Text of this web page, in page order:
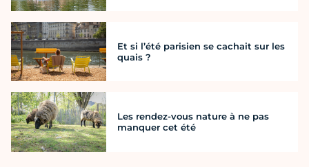
Et si l’été parisien se cachait sur les
quais ?
Les rendez-vous nature à ne pas
manquer cet été